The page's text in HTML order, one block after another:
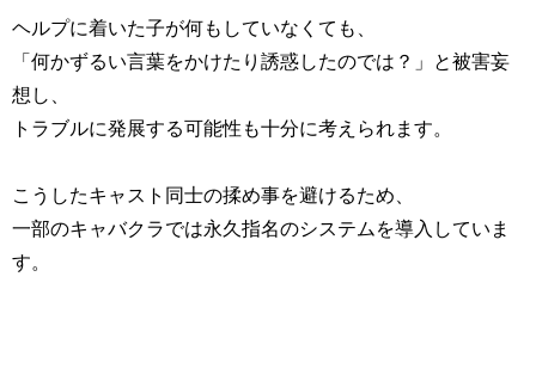
ヘルプに着いた子が何もしていなくても、
「何かずるい言葉をかけたり誘惑したのでは？」と被害妄
想し、
トラブルに発展する可能性も十分に考えられます。
こうしたキャスト同士の揉め事を避けるため、
一部のキャバクラでは永久指名のシステムを導入していま
す。